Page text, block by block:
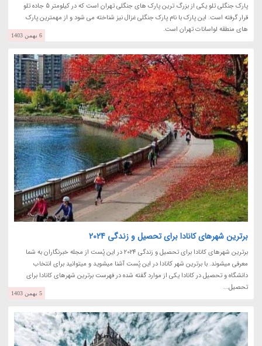
پارک جنگلی تلو یکی از بزرگ ترین پارک های جنگلی تهران است که در کیلومتر 5 جاده تلو
قرار گرفته است. این پارک با نام پارک جنگلی غزال نیز شناخته می شود و از مهمترین پارک
های منطقه لواسانات تهران است.
6 بهمن 1403
برترین شهرهای کانادا برای تحصیل و زندگی 2024
برترین شهرهای کانادا برای تحصیل و زندگی 2024 در این پُست از مجله خبرنگاران به شما
معرفی میشوند. با برترین شهر کانادا در این پُست آشنا میشوید و میتوانید برای انتخاب
دانشگاه و تحصیل در کانادا یکی از موارد گفته شده در فهرست برترین شهرهای کانادا برای
تحصیل...
5 بهمن 1403